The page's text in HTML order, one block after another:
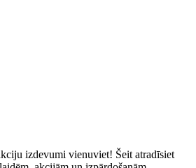
izdevumi vienuviet! Šeit atradīsiet